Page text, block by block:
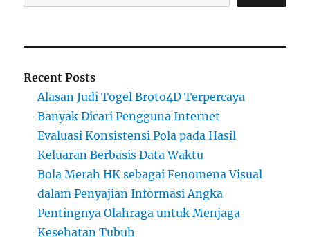
Recent Posts
Alasan Judi Togel Broto4D Terpercaya
Banyak Dicari Pengguna Internet
Evaluasi Konsistensi Pola pada Hasil
Keluaran Berbasis Data Waktu
Bola Merah HK sebagai Fenomena Visual
dalam Penyajian Informasi Angka
Pentingnya Olahraga untuk Menjaga
Kesehatan Tubuh